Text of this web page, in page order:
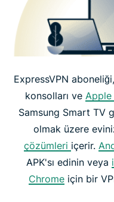
ExpressVPN aboneliği,
konsolları ve Apple
Samsung Smart TV
olmak üzere
çözümleri içerir.
APK'sı edinin veya
Chromeiçin bir